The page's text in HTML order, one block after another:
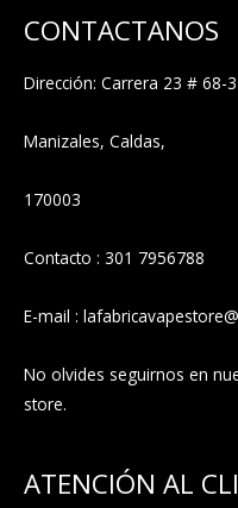
CONTACTANOS
Dirección: Carrera 23 # 68-
Manizales, Caldas,
170003
Contacto : 301 7956788
E-mail :
No olvides seguirnos en
store.
ATENCIÓN AL